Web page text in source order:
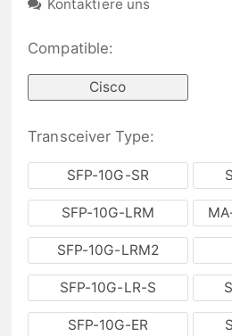
Kontaktiere uns
Compatible:
Cisco
Transceiver Type:
SFP-10G-SR
SFP-10G-LRM
SFP-10G-LRM2
SFP-10G-LR-S
SFP-10G-ER